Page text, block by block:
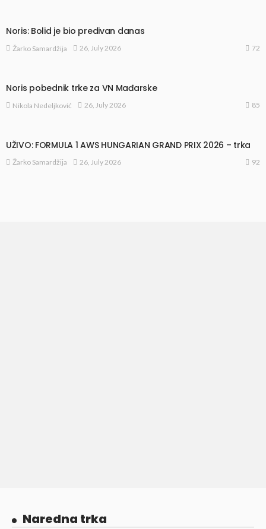
Noris: Bolid je bio predivan danas
Žarko Samardžija 26, July 2026 72
Noris pobednik trke za VN Mađarske
Nikola Nedeljković 26, July 2026 85
UŽIVO: FORMULA 1 AWS HUNGARIAN GRAND PRIX 2026 – trka
Žarko Samardžija 26, July 2026 92
Naredna trka